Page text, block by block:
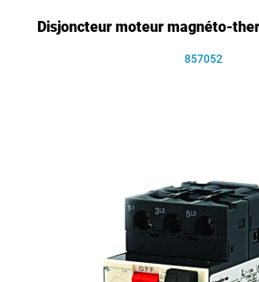
Disjoncteur moteur magnéto-
857052